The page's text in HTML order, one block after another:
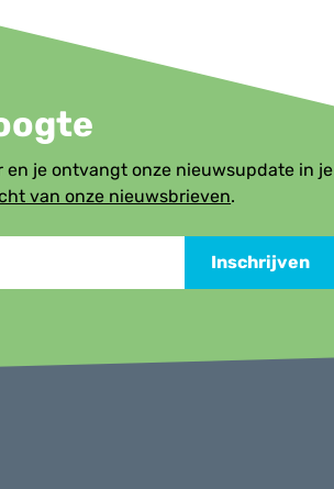
en je ontvangt onze nieuwsupdate in je
van onze nieuwsbrieven.
Inschrijven